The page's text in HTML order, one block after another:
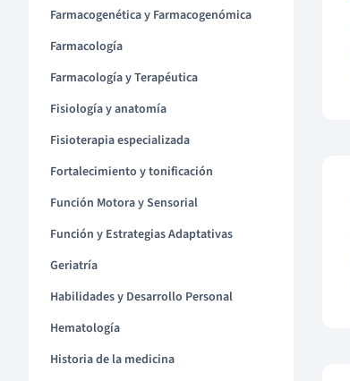
Farmacogenética y Farmacogenómica
Farmacología
Farmacología y Terapéutica
Fisiología y anatomía
Fisioterapia especializada
Fortalecimiento y tonificación
Función Motora y Sensorial
Función y Estrategias Adaptativas
Geriatría
Habilidades y Desarrollo Personal
Hematología
Historia de la medicina